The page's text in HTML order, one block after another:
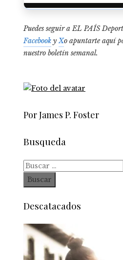
Puedes seguir a EL PAÍS
Facebook yXo apuntarte aquí
nuestro boletín semanal.
Por James P. Foster
Busqueda
Buscar:
Descatacados